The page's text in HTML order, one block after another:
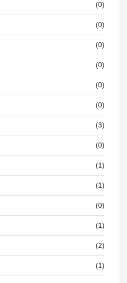
(0)
(0)
(0)
(0)
(0)
(0)
(3)
(0)
(1)
(1)
(0)
(1)
(2)
(1)